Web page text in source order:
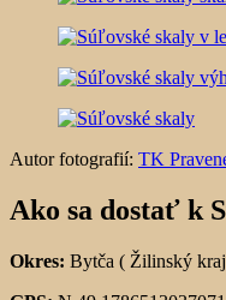
Autor fotografií: TK
Ako sa dostať k
Okres: Bytča ( Žilinský